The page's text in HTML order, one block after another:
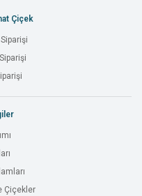
Çiçek
Çiçekler